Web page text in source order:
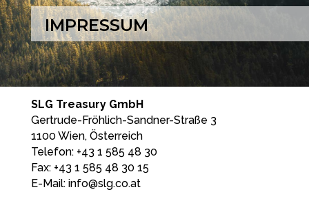
IMPRESSUM
SLG Treasury GmbH
Gertrude-Fröhlich-Sandner-Straße 3
1100 Wien, Österreich
Telefon: +43 1 585 48 30
Fax: +43 1 585 48 30 15
E-Mail: info@slg.co.at